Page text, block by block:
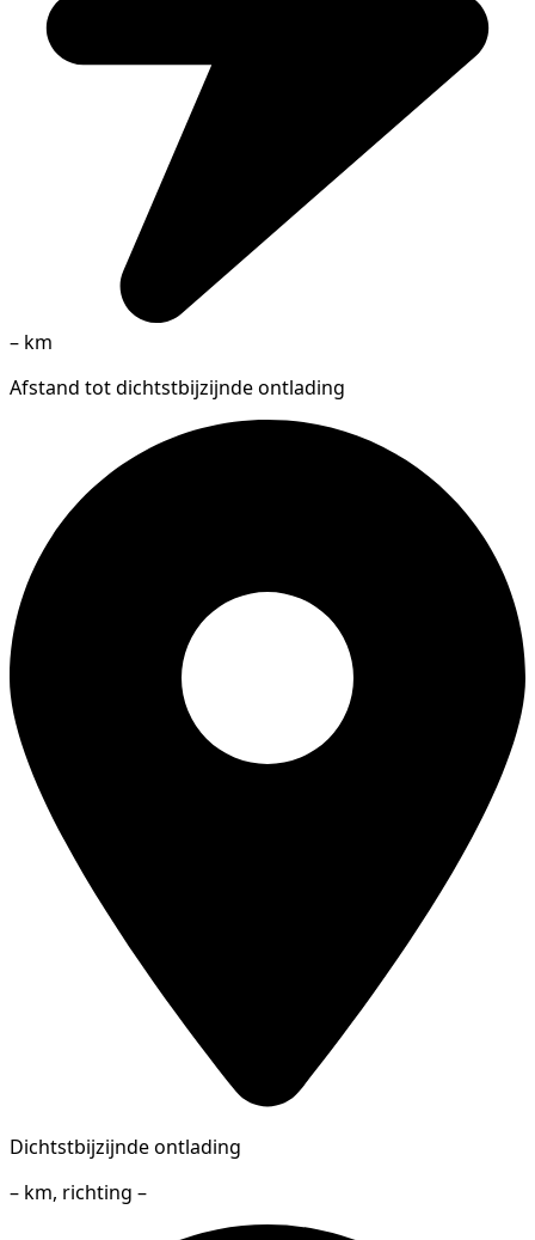
– km
Afstand tot dichtstbijzijnde ontlading
Dichtstbijzijnde ontlading
– km, richting –